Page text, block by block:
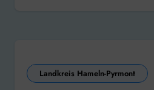
Landkreis Hameln-Pyrmont